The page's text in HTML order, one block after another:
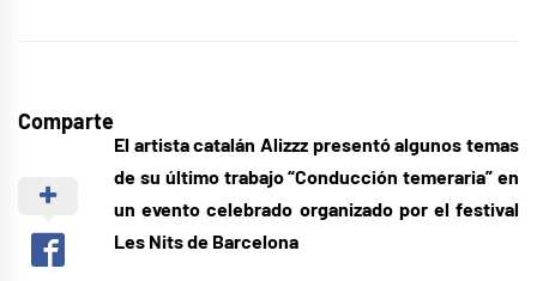
Comparte
El artista catalán Alizzz presentó algunos temas
de su último trabajo “Conducción temeraria” en
un evento celebrado organizado por el festival
Les Nits de Barcelona